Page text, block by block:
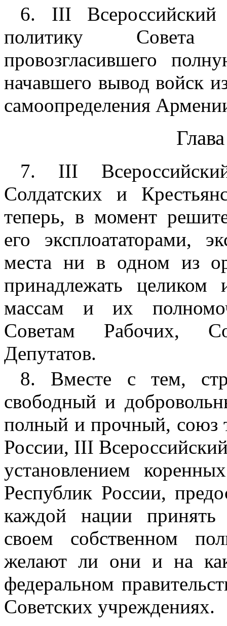
6. III Всероссийский
политику Совета
провозгласившего
начавшего вывод войск
самоопределения
7. III
Солдатских и
теперь, в момент
его эксплоататорами,
места ни в одном из
принадлежать целиком
массам и их
Советам Рабочих,
Депутатов.
8. Вместе с тем,
свободный и
полный и прочный, союз
России, III
установлением
Республик России,
каждой нации принять
своем собственном
желают ли они и на
федеральном
Советских учреждениях.